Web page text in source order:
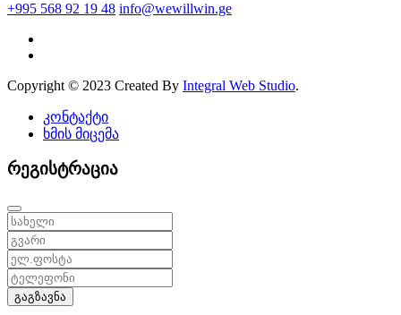
+995 568 92 19 48 info@wewillwin.ge
Copyright © 2023 Created By Integral Web Studio.
კონტაქტი
ხმის მიცემა
რეგისტრაცია
გაგზავნა